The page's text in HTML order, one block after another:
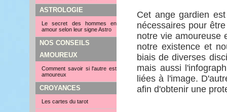
ASTROLOGIE
Le secret des hommes en
amour selon leur signe Astro
NOS CONSEILS
AMOUREUX
Comment savoir si l'autre est
amoureux
CROYANCES
Les cartes du tarot
Cet ange gardien
nécessaires pour
notre vie amoureuse
notre existence et
biais de diverses
mais aussi
liées à l'image.
afin d'obtenir une